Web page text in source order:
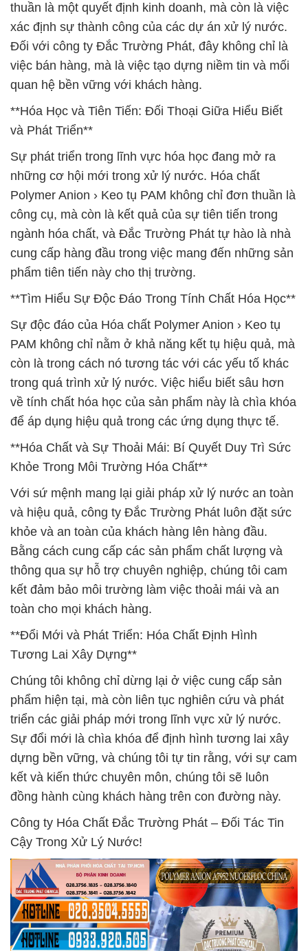
thuần là một quyết định kinh doanh, mà còn là việc
xác định sự thành công của các dự án xử lý nước.
Đối với công ty Đắc Trường Phát, đây không chỉ là
việc bán hàng, mà là việc tạo dựng niềm tin và mối
quan hệ bền vững với khách hàng.
**Hóa Học và Tiên Tiến: Đối Thoại Giữa Hiểu Biết
và Phát Triển**
Sự phát triển trong lĩnh vực hóa học đang mở ra
những cơ hội mới trong xử lý nước. Hóa chất
Polymer Anion › Keo tụ PAM không chỉ đơn thuần là
công cụ, mà còn là kết quả của sự tiên tiến trong
ngành hóa chất, và Đắc Trường Phát tự hào là nhà
cung cấp hàng đầu trong việc mang đến những sản
phẩm tiên tiến này cho thị trường.
**Tìm Hiểu Sự Độc Đáo Trong Tính Chất Hóa Học**
Sự độc đáo của Hóa chất Polymer Anion › Keo tụ
PAM không chỉ nằm ở khả năng kết tụ hiệu quả, mà
còn là trong cách nó tương tác với các yếu tố khác
trong quá trình xử lý nước. Việc hiểu biết sâu hơn
về tính chất hóa học của sản phẩm này là chìa khóa
để áp dụng hiệu quả trong các ứng dụng thực tế.
**Hóa Chất và Sự Thoải Mái: Bí Quyết Duy Trì Sức
Khỏe Trong Môi Trường Hóa Chất**
Với sứ mệnh mang lại giải pháp xử lý nước an toàn
và hiệu quả, công ty Đắc Trường Phát luôn đặt sức
khỏe và an toàn của khách hàng lên hàng đầu.
Bằng cách cung cấp các sản phẩm chất lượng và
thông qua sự hỗ trợ chuyên nghiệp, chúng tôi cam
kết đảm bảo môi trường làm việc thoải mái và an
toàn cho mọi khách hàng.
**Đổi Mới và Phát Triển: Hóa Chất Định Hình
Tương Lai Xây Dựng**
Chúng tôi không chỉ dừng lại ở việc cung cấp sản
phẩm hiện tại, mà còn liên tục nghiên cứu và phát
triển các giải pháp mới trong lĩnh vực xử lý nước.
Sự đổi mới là chìa khóa để định hình tương lai xây
dựng bền vững, và chúng tôi tự tin rằng, với sự cam
kết và kiến thức chuyên môn, chúng tôi sẽ luôn
đồng hành cùng khách hàng trên con đường này.
Công ty Hóa Chất Đắc Trường Phát – Đối Tác Tin
Cậy Trong Xử Lý Nước!